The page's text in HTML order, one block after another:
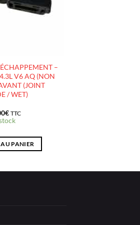
–
V6 AQ (NON
(JOINT
/ WET)
€ TTC
PANIER